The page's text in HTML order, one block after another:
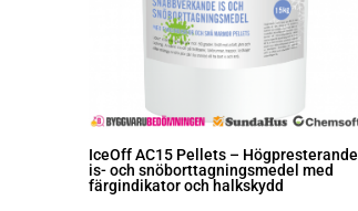
IceOff AC15 Pellets – Högpresterande
is- och snöborttagningsmedel med
färgindikator och halkskydd